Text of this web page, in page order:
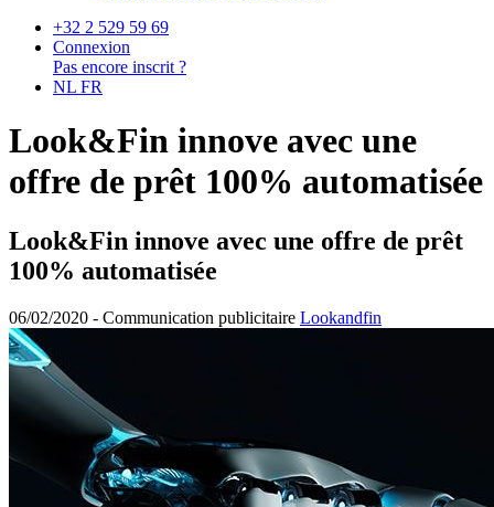
+32 2 529 59 69
Connexion
Pas encore inscrit ?
NL FR
Look&Fin innove avec une
offre de prêt 100% automatisée
Look&Fin innove avec une offre de prêt
100% automatisée
06/02/2020 - Communication publicitaire Lookandfin